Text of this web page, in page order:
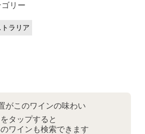
リー
ラリア
がこのワインの味わい
タップすると
ワインも検索できます